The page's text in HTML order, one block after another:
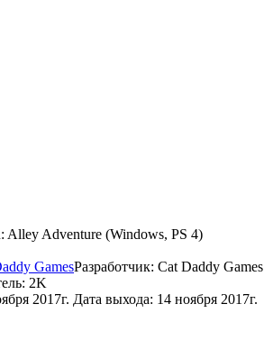
Alley Adventure (Windows, PS 4)
GamesРазработчик: Cat Daddy Games
2K
2017г. Дата выхода: 14 ноября 2017г.